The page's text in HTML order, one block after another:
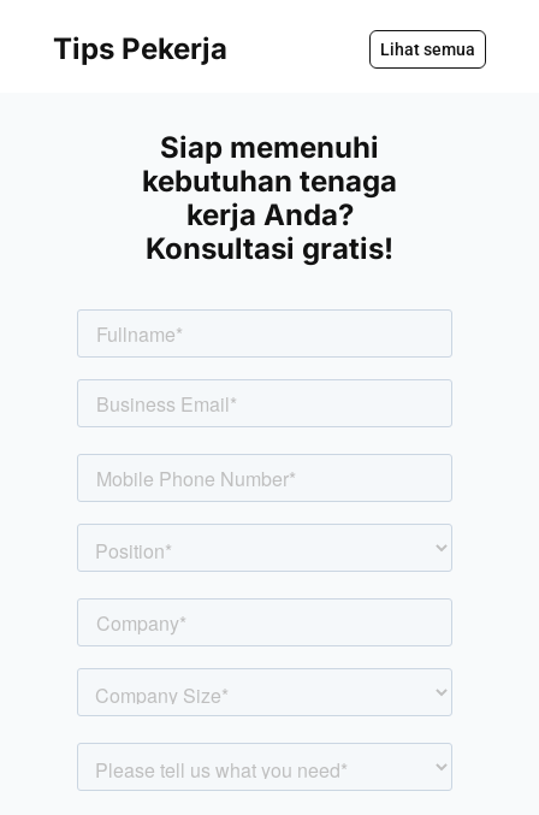
Tips Pekerja Lihat semua
Siap memenuhi
kebutuhan tenaga
kerja Anda?
Konsultasi gratis!